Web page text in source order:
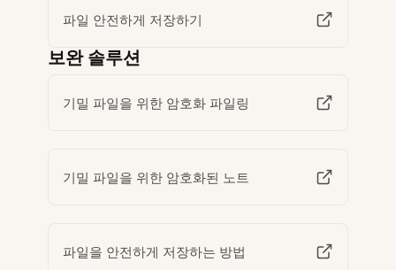
파일 안전하게 저장하기
보완 솔루션
기밀 파일을 위한 암호화 파일링
기밀 파일을 위한 암호화된 노트
파일을 안전하게 저장하는 방법